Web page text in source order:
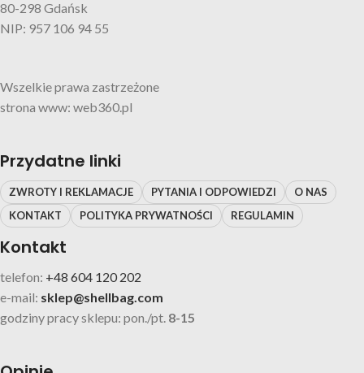
80-298 Gdańsk
NIP: 957 106 94 55
Wszelkie prawa zastrzeżone
strona www: web360.pl
Przydatne linki
ZWROTY I REKLAMACJE PYTANIA I ODPOWIEDZI
O NAS
KONTAKT
POLITYKA PRYWATNOŚCI REGULAMIN
Kontakt
telefon: +48 604 120 202
e-mail: sklep@shellbag.com
godziny pracy sklepu: pon./pt. 8-15